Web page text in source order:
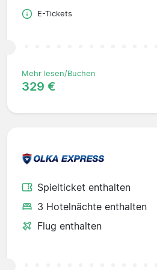
E-Tickets
Mehr lesen/Buchen
329 €
Spielticket enthalten
3 Hotelnächte enthalten
Flug enthalten